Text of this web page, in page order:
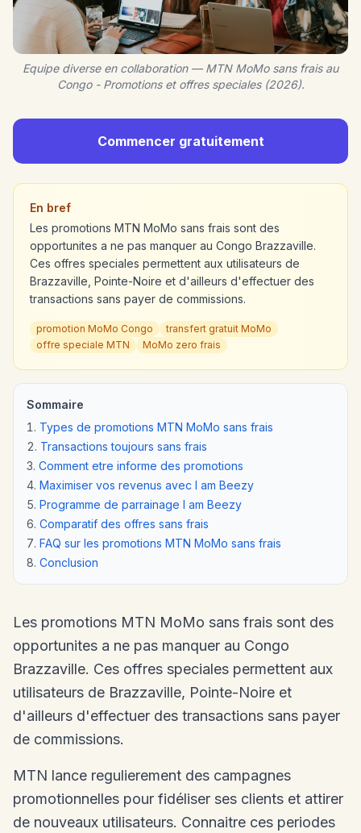
Equipe diverse en collaboration — MTN MoMo sans frais au
Congo - Promotions et offres speciales (2026).
Commencer gratuitement
En bref
Les promotions MTN MoMo sans frais sont des
opportunites a ne pas manquer au Congo Brazzaville.
Ces offres speciales permettent aux utilisateurs de
Brazzaville, Pointe-Noire et d'ailleurs d'effectuer des
transactions sans payer de commissions.
promotion MoMo Congo
transfert gratuit MoMo
offre speciale MTN
MoMo zero frais
Sommaire
Types de promotions MTN MoMo sans frais
Transactions toujours sans frais
Comment etre informe des promotions
Maximiser vos revenus avec I am Beezy
Programme de parrainage I am Beezy
Comparatif des offres sans frais
FAQ sur les promotions MTN MoMo sans frais
Conclusion
Les promotions MTN MoMo sans frais sont des
opportunites a ne pas manquer au Congo
Brazzaville. Ces offres speciales permettent aux
utilisateurs de Brazzaville, Pointe-Noire et
d'ailleurs d'effectuer des transactions sans payer
de commissions.
MTN lance regulierement des campagnes
promotionnelles pour fidéliser ses clients et attirer
de nouveaux utilisateurs. Connaitre ces periodes